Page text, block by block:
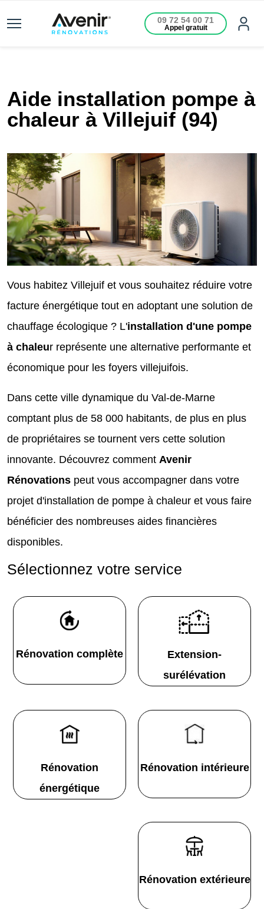
09 72 54 00 71
Appel gratuit
Aide installation pompe à
chaleur à Villejuif (94)
Vous habitez Villejuif et vous souhaitez réduire votre
facture énergétique tout en adoptant une solution de
chauffage écologique ? L'installation d'une pompe
à chaleur représente une alternative performante et
économique pour les foyers villejuifois.
Dans cette ville dynamique du Val-de-Marne
comptant plus de 58 000 habitants, de plus en plus
de propriétaires se tournent vers cette solution
innovante. Découvrez comment Avenir
Rénovations peut vous accompagner dans votre
projet d'installation de pompe à chaleur et vous faire
bénéficier des nombreuses aides financières
disponibles.
Sélectionnez votre service
Rénovation complète
Extension-
surélévation
Rénovation
énergétique
Rénovation intérieure
Rénovation extérieure